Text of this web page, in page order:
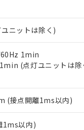
ニットは除く)
60Hz 1min
(点灯ユニットは除
(接点開離1ms以内)
1ms以内)
で当社にご登録され
に関するお客様との
、"個人情報の共同利
ド
ードすることができま
有証明書
基準）
有を証明するもので、
ステル類４物質の対
日を記載しておりまし
替を完了しているこ
部門へお問い合わせく
在庫状況の情報を公開